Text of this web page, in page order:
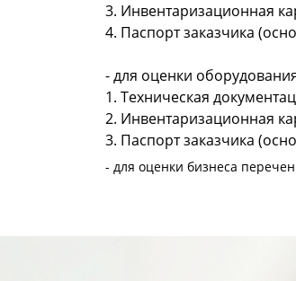
3. Инвентаризационная
4. Паспорт заказчика
- для оценки
1. Техническая
2. Инвентаризационная
3. Паспорт заказчика
- для оценки бизнеса